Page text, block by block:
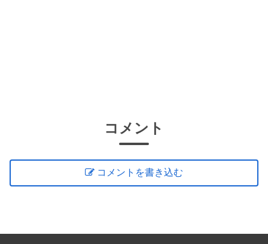
コメント
コメントを書き込む